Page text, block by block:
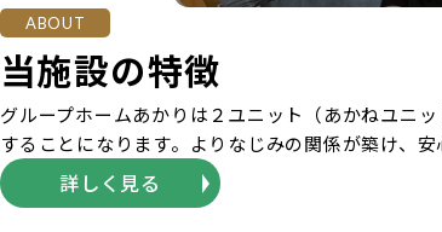
ABOUT
当施設の特徴
グループホームあかりは２ユニット（あかねユニ
することになります。よりなじみの関係が築け、安
詳しく見る